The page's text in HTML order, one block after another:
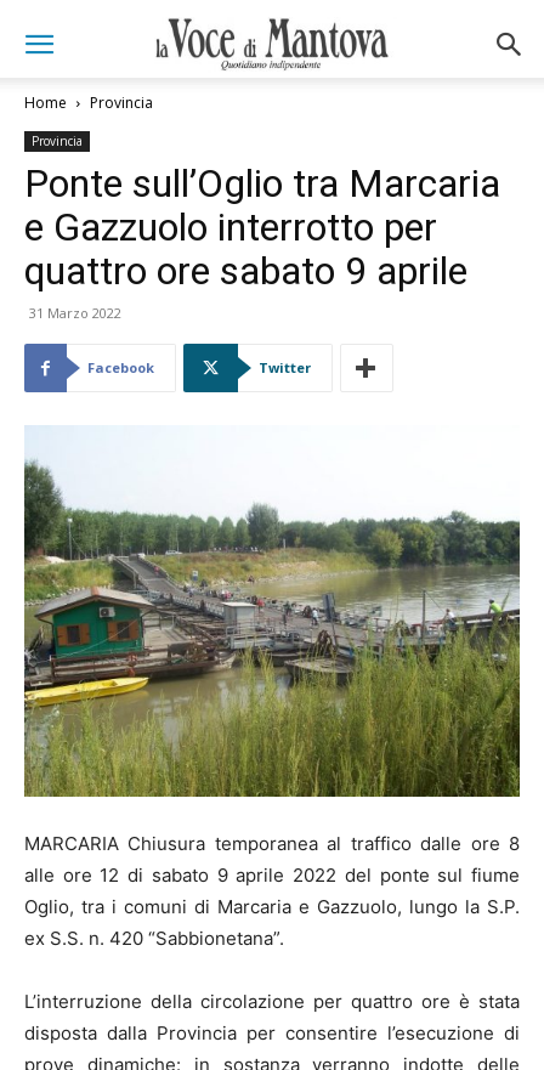
Home Provincia
Provincia
Ponte sull’Oglio tra Marcaria
e Gazzuolo interrotto per
quattro ore sabato 9 aprile
31 Marzo 2022
Facebook Twitter
MARCARIA Chiusura temporanea al traffico dalle ore 8
alle ore 12 di sabato 9 aprile 2022 del ponte sul fiume
Oglio, tra i comuni di Marcaria e Gazzuolo, lungo la S.P.
ex S.S. n. 420 “Sabbionetana”.
L’interruzione della circolazione per quattro ore è stata
disposta dalla Provincia per consentire l’esecuzione di
prove dinamiche: in sostanza verranno indotte delle